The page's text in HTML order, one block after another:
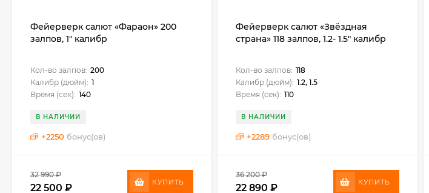
Фейерверк салют «Фараон» 200
залпов, 1" калибр
Кол-во залпов: 200
Калибр (дюйм): 1
Время (сек): 140
В НАЛИЧИИ
+2250 бонус(ов)
32 990₽
22 500 ₽
КУПИТЬ
Фейерверк салют «Звёздная
страна» 118 залпов, 1.2- 1.5" калибр
Кол-во залпов: 118
Калибр (дюйм): 1.2, 1.5
Время (сек): 110
В НАЛИЧИИ
+2289 бонус(ов)
36 200₽
22 890₽
КУПИТЬ